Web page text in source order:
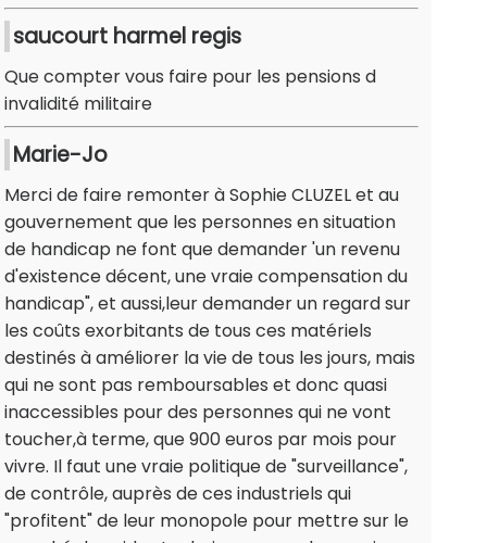
saucourt harmel regis
Que compter vous faire pour les pensions d
invalidité militaire
Marie-Jo
Merci de faire remonter à Sophie CLUZEL et au
gouvernement que les personnes en situation
de handicap ne font que demander 'un revenu
d'existence décent, une vraie compensation du
handicap", et aussi,leur demander un regard sur
les coûts exorbitants de tous ces matériels
destinés à améliorer la vie de tous les jours, mais
qui ne sont pas remboursables et donc quasi
inaccessibles pour des personnes qui ne vont
toucher,à terme, que 900 euros par mois pour
vivre. Il faut une vraie politique de "surveillance",
de contrôle, auprès de ces industriels qui
"profitent" de leur monopole pour mettre sur le